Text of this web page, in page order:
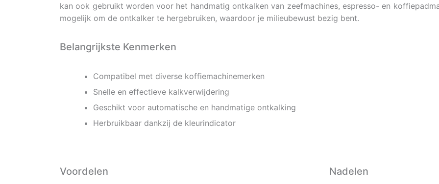
kan ook gebruikt worden voor het handmatig ontkalken van zeefmachines, espresso- en
mogelijk om de ontkalker te hergebruiken, waardoor je milieubewust bezig bent.
Belangrijkste Kenmerken
Compatibel met diverse koffiemachinemerken
Snelle en effectieve kalkverwijdering
Geschikt voor automatische en handmatige ontkalking
Herbruikbaar dankzij de kleurindicator
Voordelen Nadelen